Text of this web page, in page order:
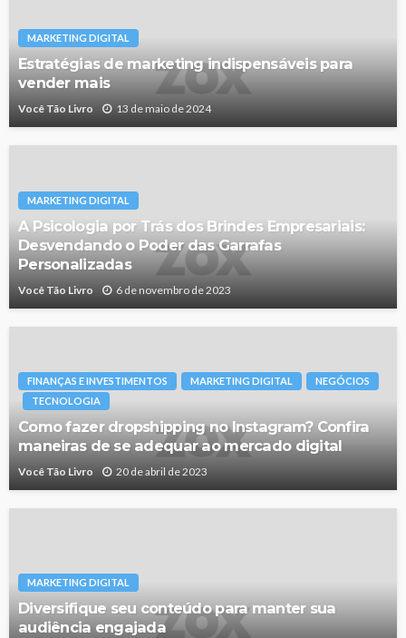
MARKETING DIGITAL
Estratégias de marketing indispensáveis para
vender mais
Você Tão Livro 13 de maio de 2024
MARKETING DIGITAL
A Psicologia por Trás dos Brindes Empresariais:
Desvendando o Poder das Garrafas
Personalizadas
Você Tão Livro 6 de novembro de 2023
FINANÇAS E INVESTIMENTOS MARKETING DIGITAL
NEGÓCIOS
TECNOLOGIA
Como fazer dropshipping no Instagram? Confira
maneiras de se adequar ao mercado digital
Você Tão Livro 20 de abril de 2023
MARKETING DIGITAL
Diversifique seu conteúdo para manter sua
audiência engajada